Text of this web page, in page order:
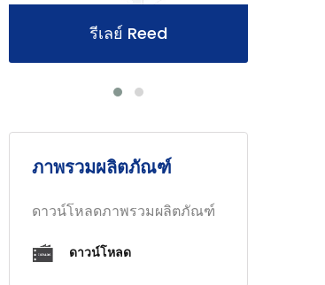
ออปโต-MOSFET รีเลย์
ภาพรวมผลิตภัณฑ์
ดาวน์โหลดภาพรวมผลิตภัณฑ์
ดาวน์โหลด